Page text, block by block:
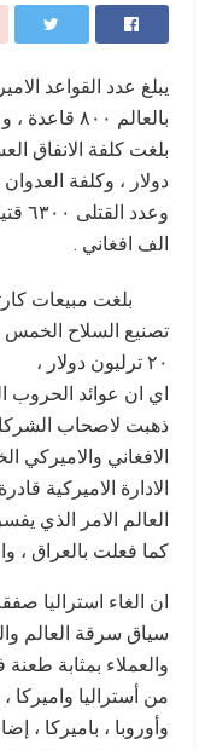
الف افغاني .
بلغت مبيعات
تصنيع السلاح الخمس
٢٠ ترليون دولار ،
اي ان عوائد الحروب
ذهبت لاصحاب
الافغاني والاميركي
الادارة الاميركية
العالم الامر الذي
كما فعلت بالعراق ،
ان الغاء استراليا
سياق سرقة العالم
والعملاء بمثابة
من أستراليا واميركا
وأوروبا ، باميركا ،